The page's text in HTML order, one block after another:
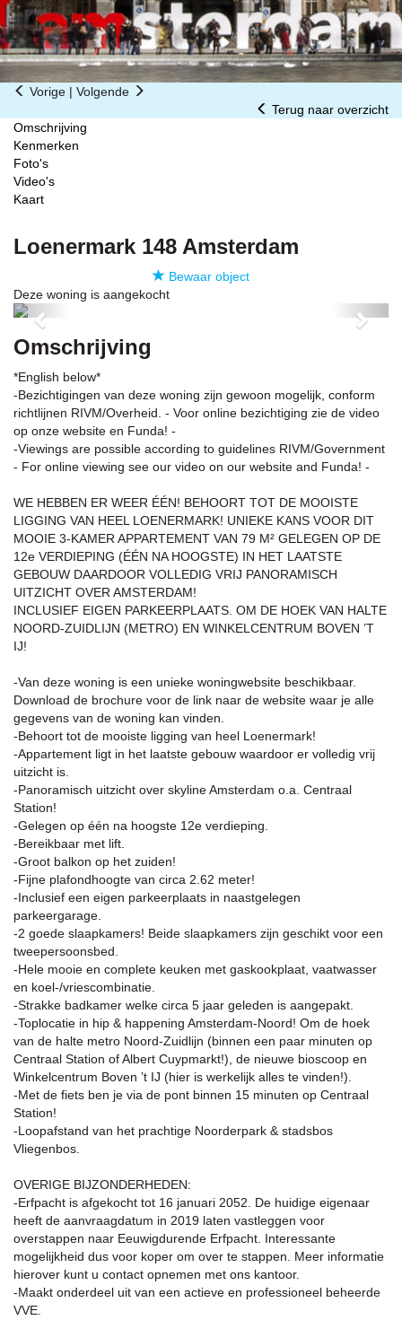
Vorige | Volgende
Terug naar overzicht
Omschrijving
Kenmerken
Foto's
Video's
Kaart
Loenermark 148 Amsterdam
Bewaar object
Deze woning is aangekocht
Previous Next
Omschrijving
*English below*
-Bezichtigingen van deze woning zijn gewoon mogelijk, conform
richtlijnen RIVM/Overheid. - Voor online bezichtiging zie de video
op onze website en Funda! -
-Viewings are possible according to guidelines RIVM/Government
- For online viewing see our video on our website and Funda! -
WE HEBBEN ER WEER ÉÉN! BEHOORT TOT DE MOOISTE
LIGGING VAN HEEL LOENERMARK! UNIEKE KANS VOOR DIT
MOOIE 3-KAMER APPARTEMENT VAN 79 M² GELEGEN OP DE
12e VERDIEPING (ÉÉN NA HOOGSTE) IN HET LAATSTE
GEBOUW DAARDOOR VOLLEDIG VRIJ PANORAMISCH
UITZICHT OVER AMSTERDAM!
INCLUSIEF EIGEN PARKEERPLAATS. OM DE HOEK VAN HALTE
NOORD-ZUIDLIJN (METRO) EN WINKELCENTRUM BOVEN ’T
IJ!
-Van deze woning is een unieke woningwebsite beschikbaar.
Download de brochure voor de link naar de website waar je alle
gegevens van de woning kan vinden.
-Behoort tot de mooiste ligging van heel Loenermark!
-Appartement ligt in het laatste gebouw waardoor er volledig vrij
uitzicht is.
-Panoramisch uitzicht over skyline Amsterdam o.a. Centraal
Station!
-Gelegen op één na hoogste 12e verdieping.
-Bereikbaar met lift.
-Groot balkon op het zuiden!
-Fijne plafondhoogte van circa 2.62 meter!
-Inclusief een eigen parkeerplaats in naastgelegen
parkeergarage.
-2 goede slaapkamers! Beide slaapkamers zijn geschikt voor een
tweepersoonsbed.
-Hele mooie en complete keuken met gaskookplaat, vaatwasser
en koel-/vriescombinatie.
-Strakke badkamer welke circa 5 jaar geleden is aangepakt.
-Toplocatie in hip & happening Amsterdam-Noord! Om de hoek
van de halte metro Noord-Zuidlijn (binnen een paar minuten op
Centraal Station of Albert Cuypmarkt!), de nieuwe bioscoop en
Winkelcentrum Boven ’t IJ (hier is werkelijk alles te vinden!).
-Met de fiets ben je via de pont binnen 15 minuten op Centraal
Station!
-Loopafstand van het prachtige Noorderpark & stadsbos
Vliegenbos.
OVERIGE BIJZONDERHEDEN:
-Erfpacht is afgekocht tot 16 januari 2052. De huidige eigenaar
heeft de aanvraagdatum in 2019 laten vastleggen voor
overstappen naar Eeuwigdurende Erfpacht. Interessante
mogelijkheid dus voor koper om over te stappen. Meer informatie
hierover kunt u contact opnemen met ons kantoor.
-Maakt onderdeel uit van een actieve en professioneel beheerde
VVE.